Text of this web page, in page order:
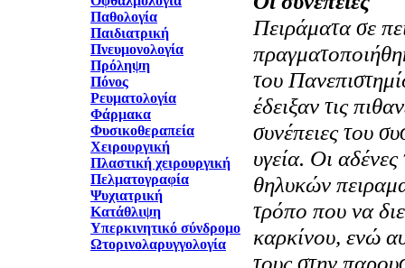
Παθολογία
Παιδιατρική
Πνευμονολογία
Πρόληψη
Πόνος
Ρευματολογία
Φάρμακα
Φυσικοθεραπεία
Χειρουργική
Πλαστική χειρουργική
Πελματογραφία
Ψυχιατρική
Κατάθλιψη
Υπερκινητικό σύνδρομο
Ωτορινολαρυγγολογία
Πειράματα σε
του
έδειξαν τις
συνέπειες του
υγεία. Oι
θηλυκών
τρόπο που να
καρκίνου, ενώ
τους στην